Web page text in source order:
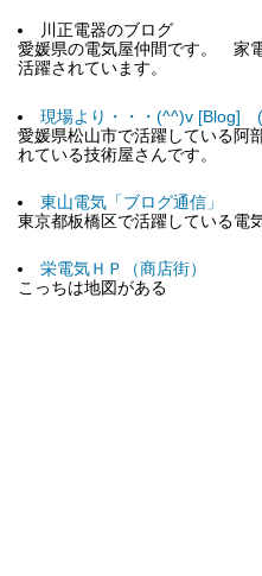
川正電器のブログ
愛媛県の電気屋仲間です。 家
活躍されています。
現場より・・・(^^)v [Blog]
愛媛県松山市で活躍している
れている技術屋さんです。
東山電気「ブログ通信」
東京都板橋区で活躍している電
栄電気ＨＰ（商店街）
こっちは地図がある